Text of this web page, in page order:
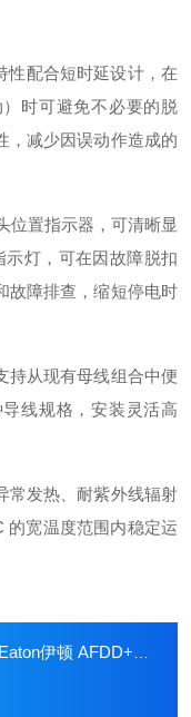
性配合短时延设计，在
时可避免不必要的脱
，减少因误动作造成的
位置指示器，可清晰显
示灯，可在因故障脱扣
故障排查，缩短停电时
持从现有母线组合中便
线规格 ，安装灵活高
常发热、耐紫外线辐射
的宽温度范围内稳定运
电弧故障检测装置断路器